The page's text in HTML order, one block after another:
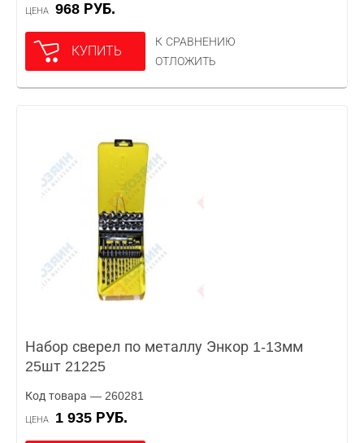
ЦЕНА 968 РУБ.
КУПИТЬ
К СРАВНЕНИЮ
ОТЛОЖИТЬ
Набор сверел по металлу Энкор 1-13мм
25шт 21225
Код товара — 260281
ЦЕНА 1 935 РУБ.